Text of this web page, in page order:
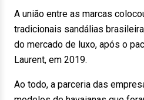
A união entre as marcas
tradicionais sandálias
do mercado de luxo, após o
Laurent, em 2019.
Ao todo, a parceria das